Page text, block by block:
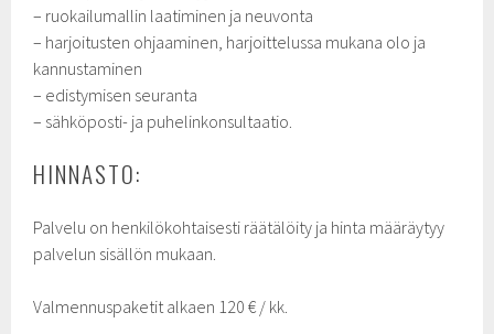
– ruokailumallin laatiminen ja neuvonta
– harjoitusten ohjaaminen, harjoittelussa mukana olo ja
kannustaminen
– edistymisen seuranta
– sähköposti- ja puhelinkonsultaatio.
HINNASTO:
Palvelu on henkilökohtaisesti räätälöity ja hinta määräytyy
palvelun sisällön mukaan.
Valmennuspaketit alkaen 120 € / kk.